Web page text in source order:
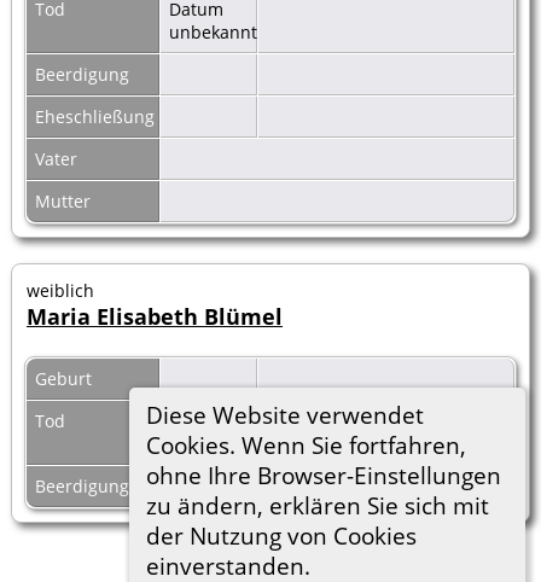
Diese Website verwendet
Cookies. Wenn Sie fortfahren,
ohne Ihre Browser-Einstellungen
zu ändern, erklären Sie sich mit
der Nutzung von Cookies
einverstanden.
Tod
Datum
unbekannt
Beerdigung
Eheschließung
Vater
Mutter
weiblich
Maria Elisabeth Blümel
Geburt
Tod
Datum
unbekannt
Beerdigung